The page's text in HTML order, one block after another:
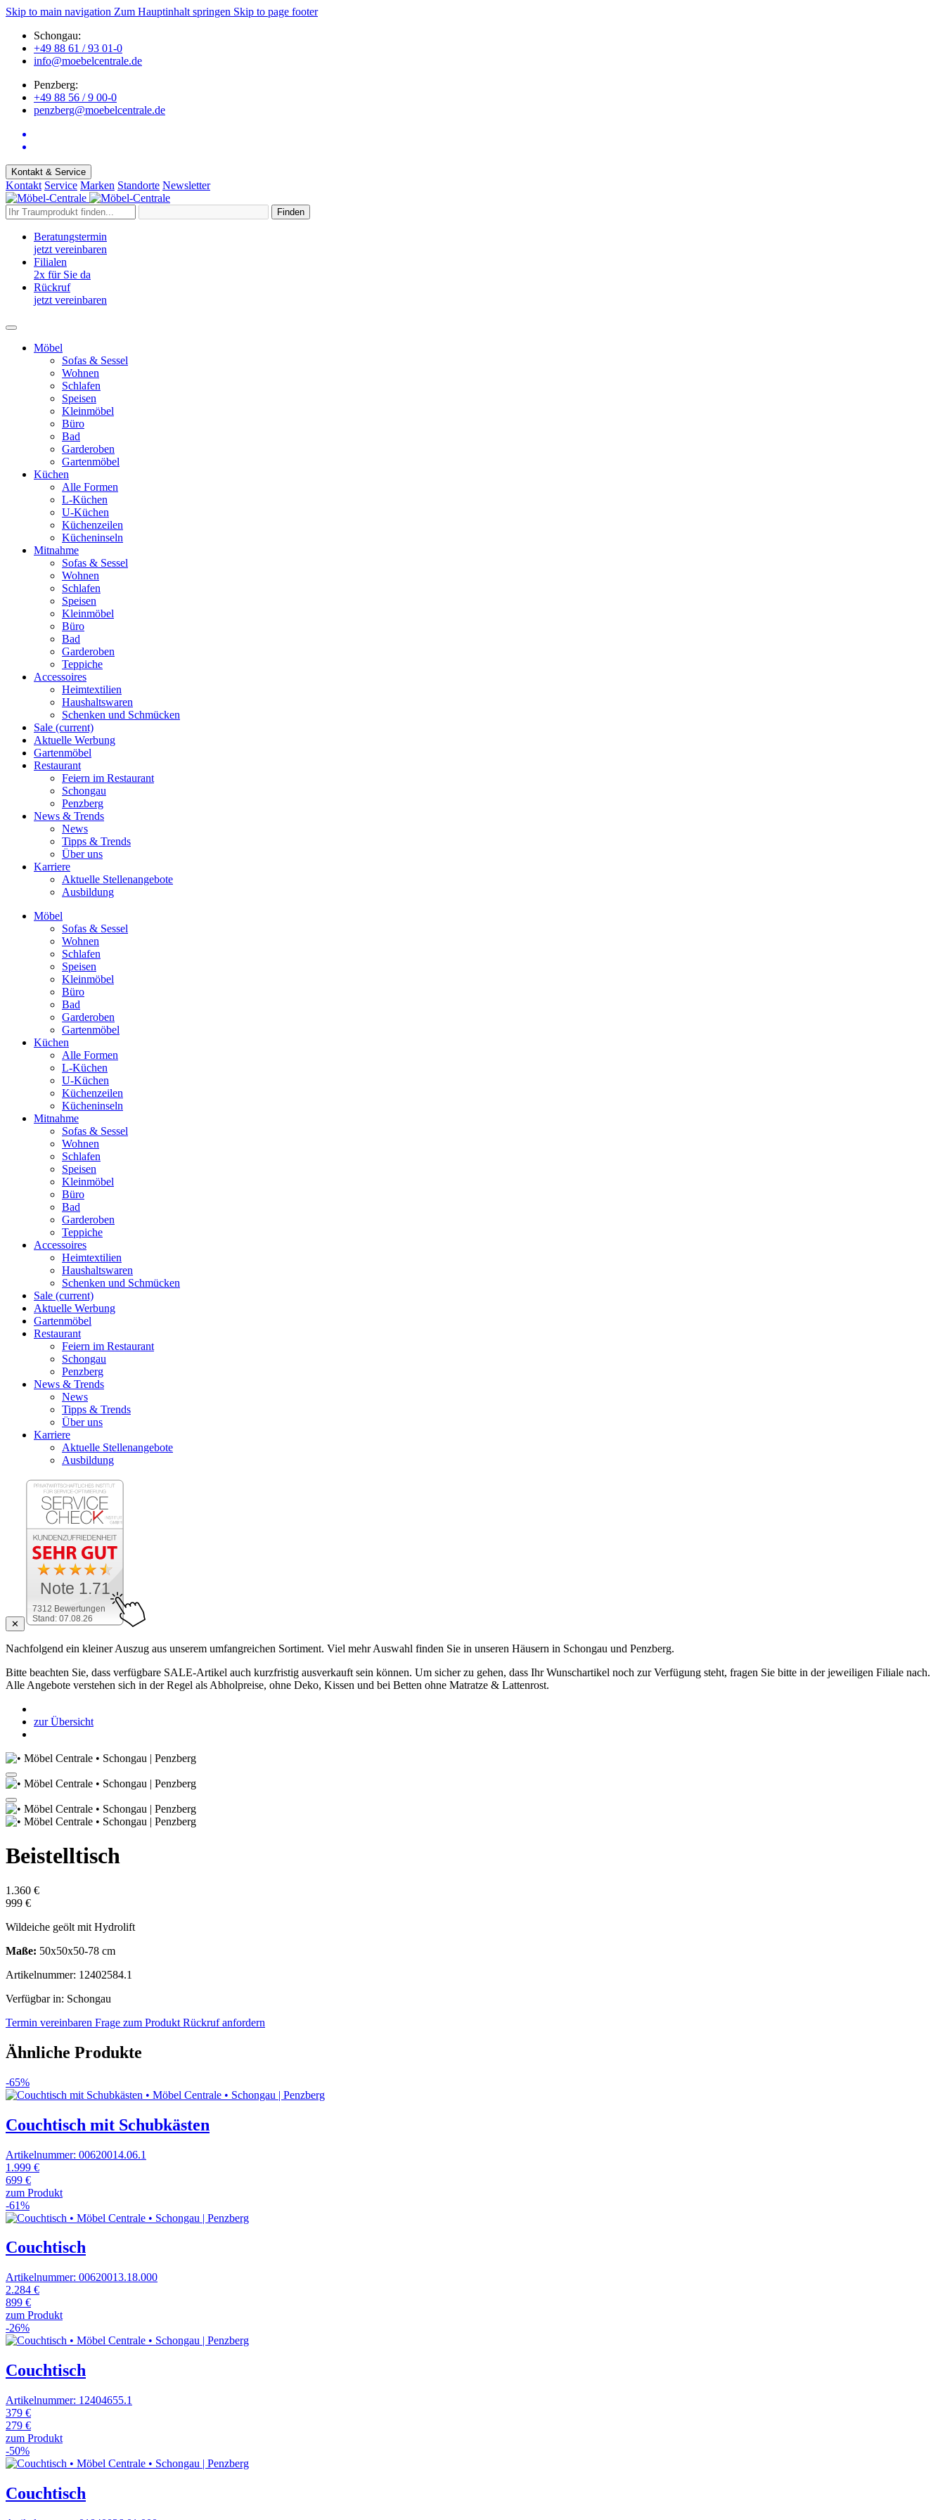
Skip to main navigation Zum Hauptinhalt springen Skip to page footer
Schongau:
+49 88 61 / 93 01-0
info@moebelcentrale.de
Penzberg:
+49 88 56 / 9 00-0
penzberg@moebelcentrale.de
Kontakt & Service
Kontakt Service Marken Standorte Newsletter
Finden
Beratungstermin
jetzt vereinbaren
Filialen
2x für Sie da
Rückruf
jetzt vereinbaren
Möbel
Sofas & Sessel
Wohnen
Schlafen
Speisen
Kleinmöbel
Büro
Bad
Garderoben
Gartenmöbel
Küchen
Alle Formen
L-Küchen
U-Küchen
Küchenzeilen
Kücheninseln
Mitnahme
Sofas & Sessel
Wohnen
Schlafen
Speisen
Kleinmöbel
Büro
Bad
Garderoben
Teppiche
Accessoires
Heimtextilien
Haushaltswaren
Schenken und Schmücken
Sale (current)
Aktuelle Werbung
Gartenmöbel
Restaurant
Feiern im Restaurant
Schongau
Penzberg
News & Trends
News
Tipps & Trends
Über uns
Karriere
Aktuelle Stellenangebote
Ausbildung
Möbel
Sofas & Sessel
Wohnen
Schlafen
Speisen
Kleinmöbel
Büro
Bad
Garderoben
Gartenmöbel
Küchen
Alle Formen
L-Küchen
U-Küchen
Küchenzeilen
Kücheninseln
Mitnahme
Sofas & Sessel
Wohnen
Schlafen
Speisen
Kleinmöbel
Büro
Bad
Garderoben
Teppiche
Accessoires
Heimtextilien
Haushaltswaren
Schenken und Schmücken
Sale (current)
Aktuelle Werbung
Gartenmöbel
Restaurant
Feiern im Restaurant
Schongau
Penzberg
News & Trends
News
Tipps & Trends
Über uns
Karriere
Aktuelle Stellenangebote
Ausbildung
✕
7312 Bewertungen
Stand: 07.08.26
Note 1.71
Nachfolgend ein kleiner Auszug aus unserem umfangreichen Sortiment. Viel mehr Auswahl finden Sie in unseren Häusern in Schongau und Penzberg.
Bitte beachten Sie, dass verfügbare SALE-Artikel auch kurzfristig ausverkauft sein können. Um sicher zu gehen, dass Ihr Wunschartikel noch zur Verfügung steht, fragen Sie bitte in der jeweiligen Filiale nach.
Alle Angebote verstehen sich in der Regel als Abholpreise, ohne Deko, Kissen und bei Betten ohne Matratze & Lattenrost.
zur Übersicht
Beistelltisch
1.360 €
999 €
Wildeiche geölt mit Hydrolift
Maße: 50x50x50-78 cm
Artikelnummer: 12402584.1
Verfügbar in: Schongau
Termin vereinbaren Frage zum Produkt Rückruf anfordern
Ähnliche Produkte
-65%
Couchtisch mit Schubkästen
Artikelnummer: 00620014.06.1
1.999 €
699 €
zum Produkt
-61%
Couchtisch
Artikelnummer: 00620013.18.000
2.284 €
899 €
zum Produkt
-26%
Couchtisch
Artikelnummer: 12404655.1
379 €
279 €
zum Produkt
-50%
Couchtisch